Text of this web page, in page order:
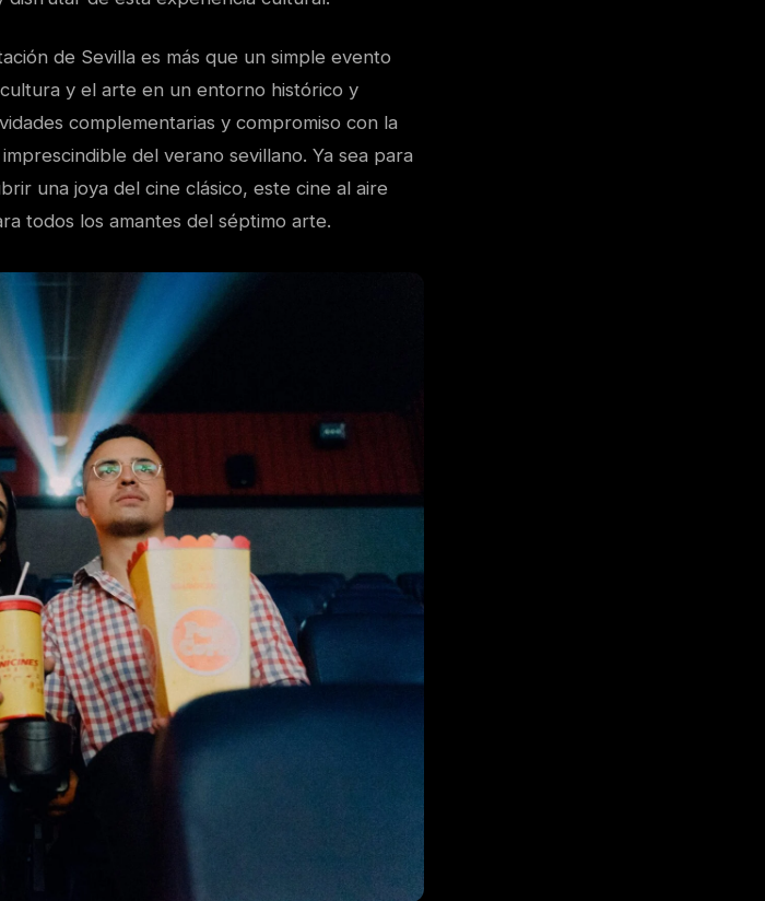
de Sevilla es más que un simple evento
y el arte en un entorno histórico y
complementarias y compromiso con la
del verano sevillano. Ya sea para
una joya del cine clásico, este cine al aire
todos los amantes del séptimo arte.